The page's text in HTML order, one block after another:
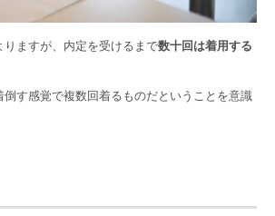
ますが、内定を受けるまで数十回は着用する
倒す感覚で複数回着るものだということを意識